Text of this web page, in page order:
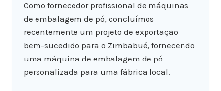
Como fornecedor profissional de máquinas
de embalagem de pó, concluímos
recentemente um projeto de exportação
bem-sucedido para o Zimbabué, fornecendo
uma máquina de embalagem de pó
personalizada para uma fábrica local.